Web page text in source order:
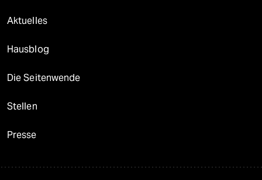
Aktuelles
Hausblog
Die Seitenwende
Stellen
Presse